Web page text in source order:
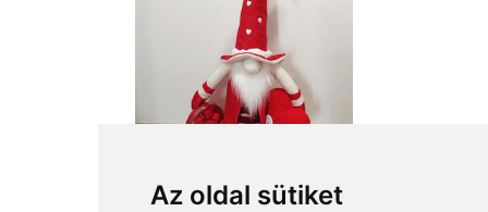
Az oldal sütiket
Szeretlek naggggyon!